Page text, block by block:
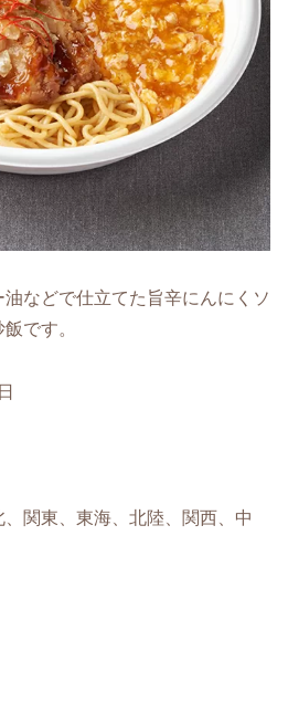
などで仕立てた旨辛にんにくソ
です。
関東、東海、北陸、関西、中